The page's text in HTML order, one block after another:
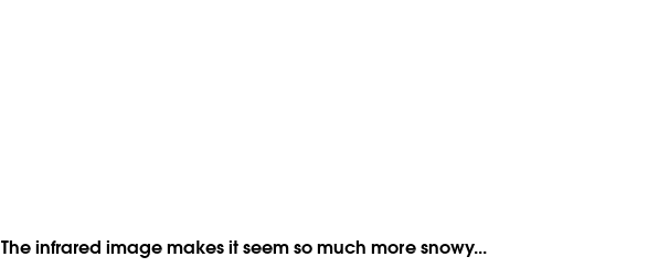
The infrared image makes it seem so much more snowy...